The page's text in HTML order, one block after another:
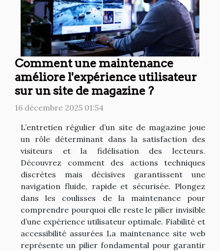
Comment une maintenance
améliore l'expérience utilisateur
sur un site de magazine ?
16 décembre 2025 01:54
L’entretien régulier d’un site de magazine joue
un rôle déterminant dans la satisfaction des
visiteurs et la fidélisation des lecteurs.
Découvrez comment des actions techniques
discrètes mais décisives garantissent une
navigation fluide, rapide et sécurisée. Plongez
dans les coulisses de la maintenance pour
comprendre pourquoi elle reste le pilier invisible
d’une expérience utilisateur optimale. Fiabilité et
accessibilité assurées La maintenance site web
représente un pilier fondamental pour garantir